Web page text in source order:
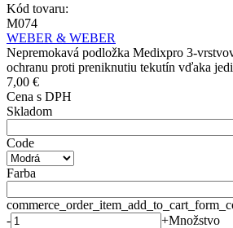
Kód tovaru:
M074
WEBER & WEBER
Nepremokavá podložka Medixpro 3-
ochranu proti preniknutiu tekutín vďaka
7,00 €
Cena s DPH
Skladom
Code
Farba
-
+Množstvo